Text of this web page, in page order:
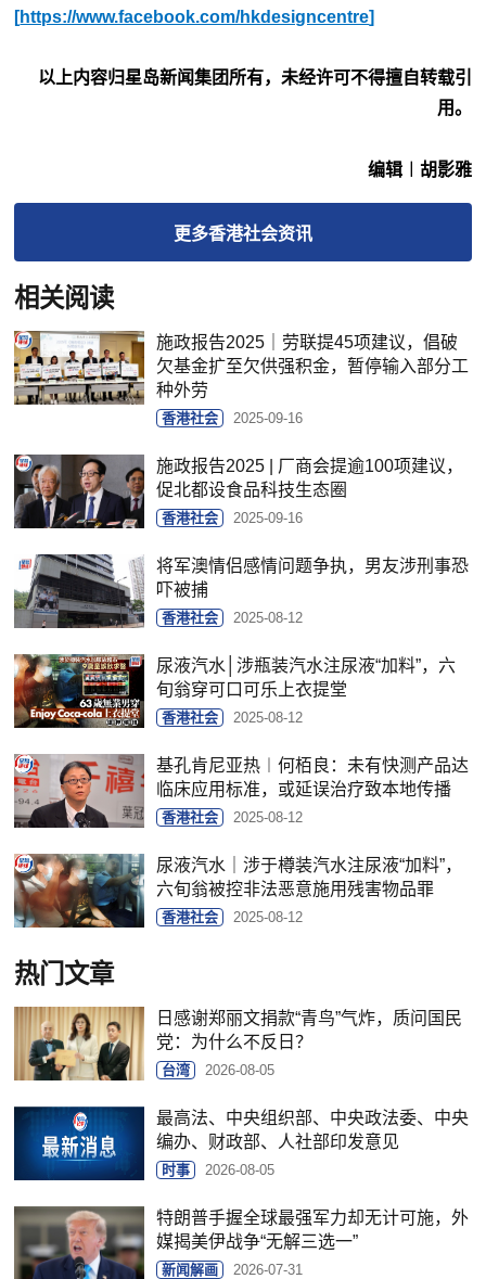
[https://www.facebook.com/hkdesigncentre]
以上内容归星岛新闻集团所有，未经许可不得擅自转载引
用。
编辑︱胡影雅
更多香港社会资讯
相关阅读
施政报告2025｜劳联提45项建议，倡破
欠基金扩至欠供强积金，暂停输入部分工
种外劳
香港社会 2025-09-16
施政报告2025 | 厂商会提逾100项建议，
促北都设食品科技生态圈
香港社会 2025-09-16
将军澳情侣感情问题争执，男友涉刑事恐
吓被捕
香港社会 2025-08-12
尿液汽水│涉瓶装汽水注尿液“加料”，六
旬翁穿可口可乐上衣提堂
香港社会 2025-08-12
基孔肯尼亚热︱何栢良：未有快测产品达
临床应用标准，或延误治疗致本地传播
香港社会 2025-08-12
尿液汽水｜涉于樽装汽水注尿液“加料”，
六旬翁被控非法恶意施用残害物品罪
香港社会 2025-08-12
热门文章
日感谢郑丽文捐款“青鸟”气炸，质问国民
党：为什么不反日？
台湾 2026-08-05
最高法、中央组织部、中央政法委、中央
编办、财政部、人社部印发意见
时事 2026-08-05
特朗普手握全球最强军力却无计可施，外
媒揭美伊战争“无解三选一”
新闻解画 2026-07-31